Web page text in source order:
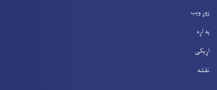
زوړ ویب
په اړه
اړیکی
نقشه